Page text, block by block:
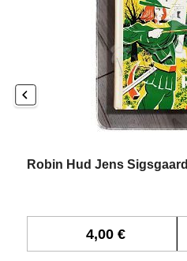
Robin Hud Jens Sigsgaard
4,00 €